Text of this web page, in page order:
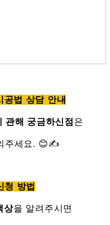
법 상담 안내
관해 궁금하신점 은
주세요. 😊✍
청 방법
상을 알려주시면